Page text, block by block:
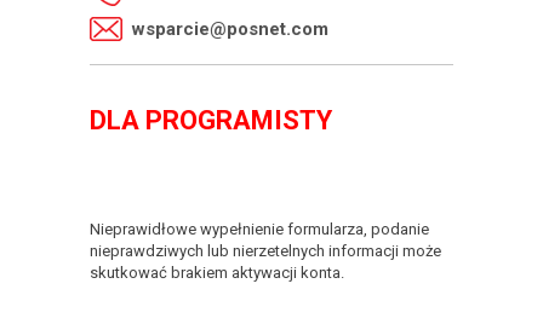
wsparcie@posnet.com
DLA PROGRAMISTY
Nieprawidłowe wypełnienie formularza, podanie
nieprawdziwych lub nierzetelnych informacji może
skutkować brakiem aktywacji konta.